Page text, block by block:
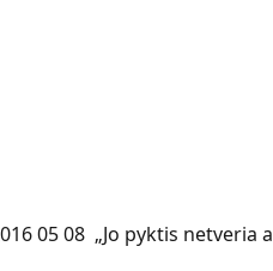
05 08 „Jo pyktis